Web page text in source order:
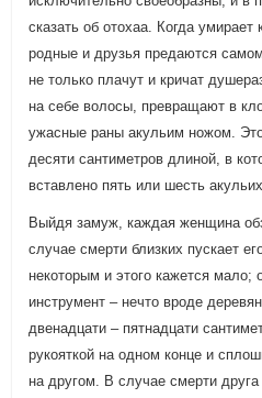
сказать об отохаа. Когда умирает
родные и друзья предаются
не только плачут и кричат
на себе волосы, превращают в
ужасные раны акульим ножом.
десяти сантиметров длиной, в
вставлено пять или шесть
Выйдя замуж, каждая женщина
случае смерти близких пускает
некоторым и этого кажется мало;
инструмент – нечто вроде
двенадцати – пятнадцати
рукояткой на одном конце и
на другом. В случае смерти